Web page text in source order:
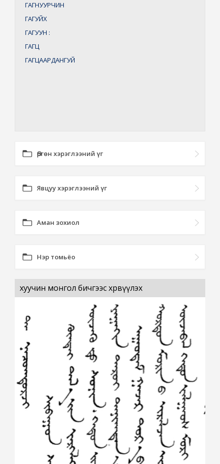
ГАГНУУРЧИН
ГАГУЙХ
ГАГУУН :
ГАГЦ
ГАГЦААРДАНГУЙ
Өргөн хэрэглээний үг
Явцуу хэрэглээний үг
Аман зохиол
Нэр томьёо
хуучин монгол бичгээс хөрвүүлэх